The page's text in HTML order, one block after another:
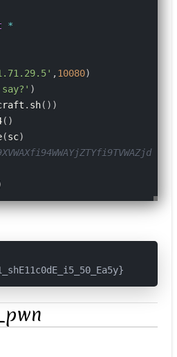
*
,10080)
)
. sh( ) )
( )
(sc)